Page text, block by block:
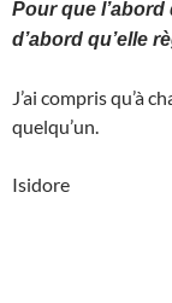
Pour que l’abord
d’abord qu’elle
J’ai compris qu’à
quelqu’un.
Isidore